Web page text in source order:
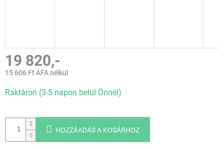
19 820,-
15 606 Ft ÁFA nélkül
Raktáron (3-5 napon belül Önnél)
HOZZÁADÁS A KOSÁRHOZ